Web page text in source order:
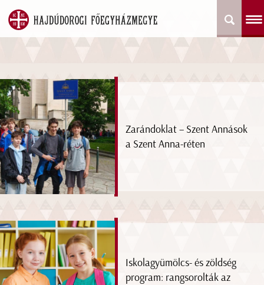
Zarándoklat – Szent Annások
a Szent Anna-réten
Iskolagyümölcs- és zöldség
program: rangsorolták az